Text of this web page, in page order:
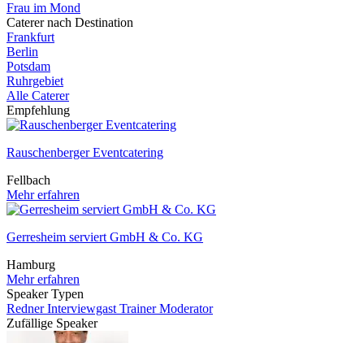
Frau im Mond
Caterer nach Destination
Frankfurt
Berlin
Potsdam
Ruhrgebiet
Alle Caterer
Empfehlung
Rauschenberger Eventcatering
Fellbach
Mehr erfahren
Gerresheim serviert GmbH & Co. KG
Hamburg
Mehr erfahren
Speaker Typen
RednerInterviewgast TrainerModerator
Zufällige Speaker